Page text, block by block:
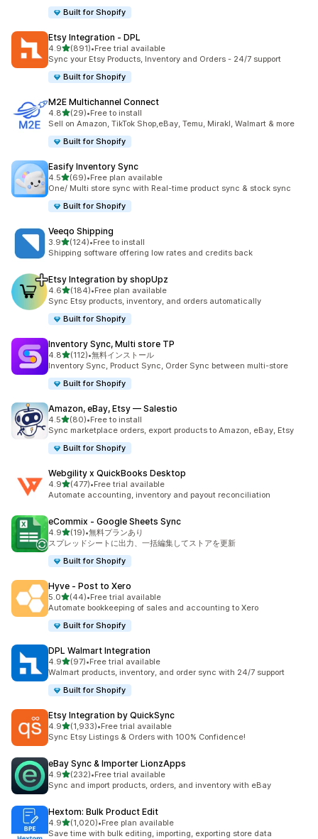
Built for Shopify
Etsy Integration ‑ DPL
4.95つ星中
(891)
合計レビュー数：891件
•Free trial available
Sync your Etsy Products, Inventory and Orders - 24/7 support
Built for Shopify
M2E Multichannel Connect
4.85つ星中
(29)
合計レビュー数：29件
•Free to install
Sell on Amazon, TikTok Shop,eBay, Temu, Mirakl, Walmart & more
Built for Shopify
Easify Inventory Sync
4.55つ星中
(69)
合計レビュー数：69件
•Free plan available
One/ Multi store sync with Real-time product sync & stock sync
Built for Shopify
Veeqo Shipping
3.95つ星中
(124)
合計レビュー数：124件
•Free to install
Shipping software offering low rates and credits back
Etsy Integration by shopUpz
4.65つ星中
(184)
合計レビュー数：184件
•Free plan available
Sync Etsy products, inventory, and orders automatically
Built for Shopify
Inventory Sync, Multi store TP
4.85つ星中
(112)
合計レビュー数：112件
•無料インストール
Inventory Sync, Product Sync, Order Sync between multi-store
Built for Shopify
Amazon, eBay, Etsy — Salestio
4.55つ星中
(80)
合計レビュー数：80件
•Free to install
Sync marketplace orders, export products to Amazon, eBay, Etsy
Built for Shopify
Webgility x QuickBooks Desktop
4.95つ星中
(477)
合計レビュー数：477件
•Free trial available
Automate accounting, inventory and payout reconciliation
eCommix ‑ Google Sheets Sync
4.95つ星中
(19)
合計レビュー数：19件
•無料プランあり
スプレッドシートに出力、一括編集してストアを更新
Built for Shopify
Hyve ‑ Post to Xero
5.05つ星中
(44)
合計レビュー数：44件
•Free trial available
Automate bookkeeping of sales and accounting to Xero
Built for Shopify
DPL Walmart Integration
4.95つ星中
(97)
合計レビュー数：97件
•Free trial available
Walmart products, inventory, and order sync with 24/7 support
Built for Shopify
Etsy Integration by QuickSync
4.95つ星中
(1,933)
合計レビュー数：1933件
•Free trial available
Sync Etsy Listings & Orders with 100% Confidence!
eBay Sync & Importer LionzApps
4.95つ星中
(232)
合計レビュー数：232件
•Free trial available
Sync and import products, orders, and inventory with eBay
Hextom: Bulk Product Edit
4.95つ星中
(1,020)
合計レビュー数：1020件
•Free plan available
Save time with bulk editing, importing, exporting store data